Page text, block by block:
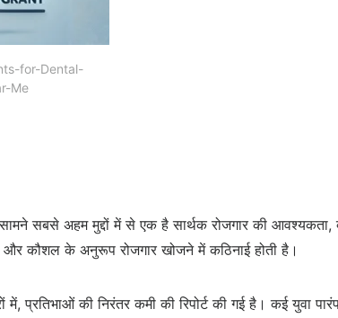
for-Dental-
Me
सबसे अहम मुद्दों में से एक है सार्थक रोजगार की
कौशल के अनुरूप रोजगार खोजने में कठिनाई होती है।
प्रतिभाओं की निरंतर कमी की रिपोर्ट की गई है। कई युवा